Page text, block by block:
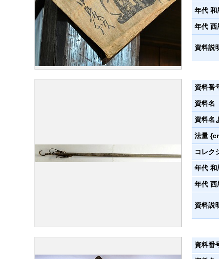
年代 和
年代 西
資料説
資料番
資料名
資料名
法量
コレク
年代 和
年代 西
資料説
資料番